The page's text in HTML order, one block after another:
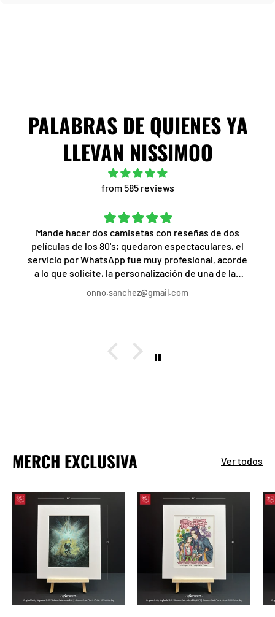
PALABRAS DE QUIENES YA
LLEVAN NISSIMOO
from 585 reviews
Mande hacer dos camisetas con reseñas de dos
películas de los 80's; quedaron espectaculares, el
servicio por WhatsApp fue muy profesional, acorde
a lo que solicite, la personalización de una de las
camisetas a mi gusto fue lo mejor, el trato, servicio
y rapidez, increíble, recomendado al 1000%
onno.sanchez@gmail.com
MERCH EXCLUSIVA Ver todos